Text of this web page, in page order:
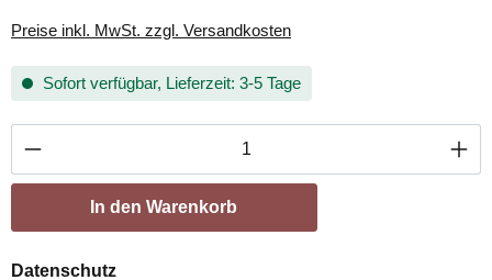
Preise inkl. MwSt. zzgl. Versandkosten
Sofort verfügbar, Lieferzeit: 3-5 Tage
Produkt Anzahl: Gib den gewünschten
In den Warenkorb
Datenschutz